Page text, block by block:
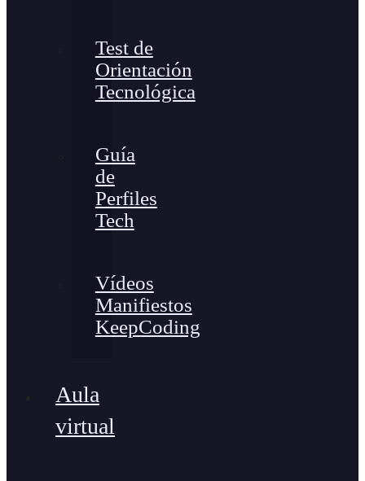
Test de
Orientación
Tecnológica
Guía
de
Perfiles
Tech
Vídeos
Manifiestos
KeepCoding
Aula
virtual